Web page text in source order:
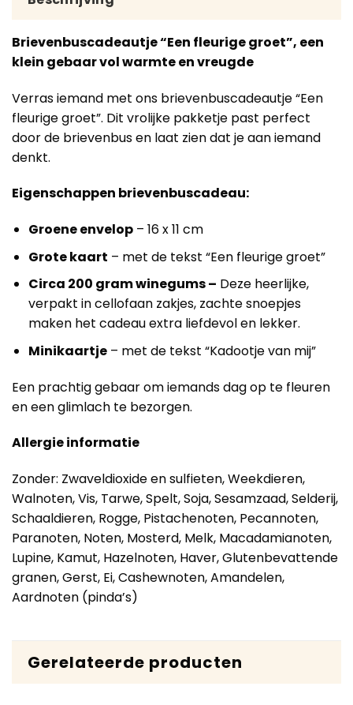
Brievenbuscadeautje “Een fleurige groet”, een
klein gebaar vol warmte en vreugde
Verras iemand met ons brievenbuscadeautje “Een
fleurige groet”. Dit vrolijke pakketje past perfect
door de brievenbus en laat zien dat je aan iemand
denkt.
Eigenschappen brievenbuscadeau:
Groene envelop– 16 x 11 cm
Grote kaart – met de tekst “Een fleurige groet”
Circa 200 gram winegums – Deze heerlijke,
verpakt in cellofaan zakjes, zachte snoepjes
maken het cadeau extra liefdevol en lekker.
Minikaartje– met de tekst “Kadootje van mij”
Een prachtig gebaar om iemands dag op te fleuren
en een glimlach te bezorgen.
Allergie informatie
Zonder: Zwaveldioxide en sulfieten, Weekdieren,
Walnoten, Vis, Tarwe, Spelt, Soja, Sesamzaad, Selderij,
Schaaldieren, Rogge, Pistachenoten, Pecannoten,
Paranoten, Noten, Mosterd, Melk, Macadamianoten,
Lupine, Kamut, Hazelnoten, Haver, Glutenbevattende
granen, Gerst, Ei, Cashewnoten, Amandelen,
Aardnoten (pinda’s)
Gerelateerde producten